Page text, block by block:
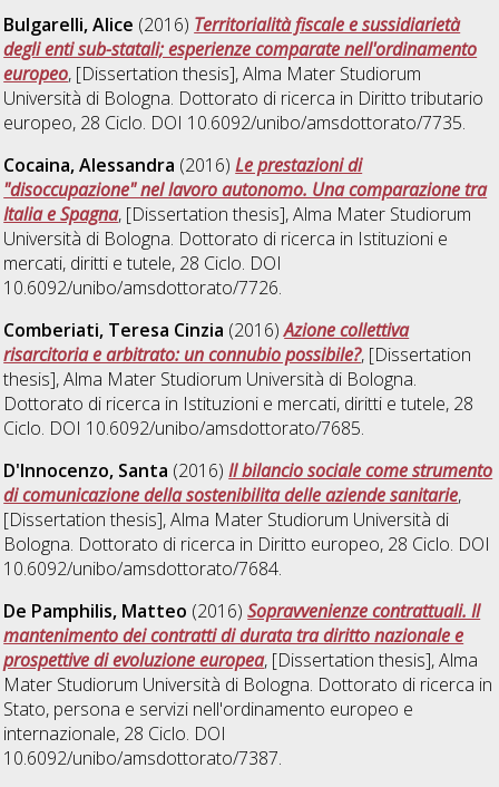
Bulgarelli, Alice (2016) Territorialità fiscale e sussidiarietà
degli enti sub-statali; esperienze comparate nell'ordinamento
europeo, [Dissertation thesis], Alma Mater Studiorum
Università di Bologna. Dottorato di ricerca in Diritto tributario
europeo, 28 Ciclo. DOI 10.6092/unibo/amsdottorato/7735.
Cocaina, Alessandra (2016)Le prestazioni di
"disoccupazione" nel lavoro autonomo. Una comparazione tra
Italia e Spagna, [Dissertation thesis], Alma Mater Studiorum
Università di Bologna. Dottorato di ricerca in Istituzioni e
mercati, diritti e tutele, 28 Ciclo. DOI
10.6092/unibo/amsdottorato/7726.
Comberiati, Teresa Cinzia (2016)Azione collettiva
risarcitoria e arbitrato: un connubio possibile?, [Dissertation
thesis], Alma Mater Studiorum Università di Bologna.
Dottorato di ricerca in Istituzioni e mercati, diritti e tutele, 28
Ciclo. DOI 10.6092/unibo/amsdottorato/7685.
D'Innocenzo, Santa (2016)Il bilancio sociale come strumento
di comunicazione della sostenibilita delle aziende sanitarie,
[Dissertation thesis], Alma Mater Studiorum Università di
Bologna. Dottorato di ricerca in Diritto europeo, 28 Ciclo. DOI
10.6092/unibo/amsdottorato/7684.
De Pamphilis, Matteo (2016)Sopravvenienze contrattuali. Il
mantenimento dei contratti di durata tra diritto nazionale e
prospettive di evoluzione europea, [Dissertation thesis], Alma
Mater Studiorum Università di Bologna. Dottorato di ricerca in
Stato, persona e servizi nell'ordinamento europeo e
internazionale, 28 Ciclo. DOI
10.6092/unibo/amsdottorato/7387.